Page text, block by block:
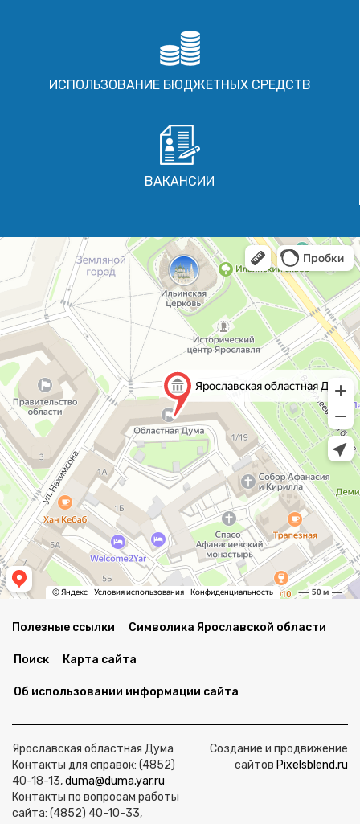
ИСПОЛЬЗОВАНИЕ БЮДЖЕТНЫХ СРЕДСТВ
ВАКАНСИИ
Полезные ссылки Символика Ярославской области
Поиск Карта сайта
Об использовании информации сайта
Ярославская областная Дума
Контакты для справок: (4852)
40-18-13,duma@duma.yar.ru
Контакты по вопросам работы
сайта: (4852) 40-10-33,
Создание и продвижение
сайтов Pixelsblend.ru